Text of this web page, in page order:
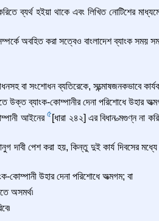
ব্যর্থ হইয়া থাকে এবং লিখিত নোটিশের
অবহিত করা সত্বেও বাংলাদেশ ব্যাংক সময়
বা সংশোধন ব্যতিরেকে, সন্ত্মোষজনকভাবে
উক্ত ব্যাংক-কোম্পানীর দেনা পরিশোধে উহার
আইনের5[ধারা ২৪২] এর বিধান ত্মগুণ্ন না
পেশ করা হয়, কিন্তু দুই কার্য দিবসের
উহার দেনা পরিশোধে অত্মগম; বা
অসমর্থ৷